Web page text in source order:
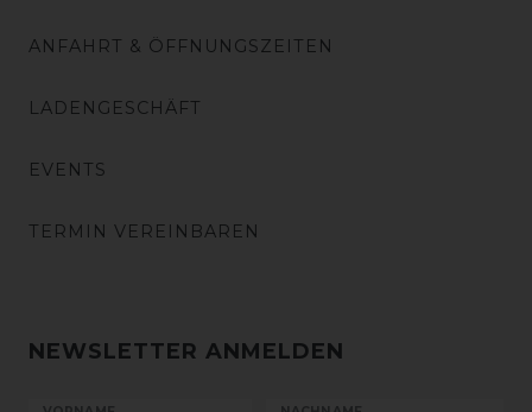
ANFAHRT & ÖFFNUNGSZEITEN
LADENGESCHÄFT
EVENTS
TERMIN VEREINBAREN
NEWSLETTER ANMELDEN